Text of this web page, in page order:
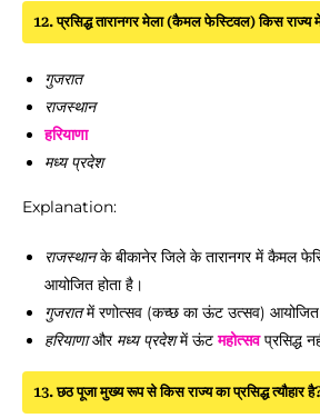
12. प्रसिद्ध तारानगर मेला (कैमल फेस्टिवल) किस राज्य
गुजरात
राजस्थान
हरियाणा
मध्य प्रदेश
Explanation:
राजस्थानके बीकानेर जिले के तारानगर में कैमल
आयोजित होता है।
गुजरातमें रणोत्सव (कच्छ का ऊंट उत्सव) आयोजित
हरियाणाऔर मध्य प्रदेशमें ऊंटमहोत्सवप्रसिद्ध
13. छठ पूजा मुख्य रूप से किस राज्य का प्रसिद्ध त्यौहार